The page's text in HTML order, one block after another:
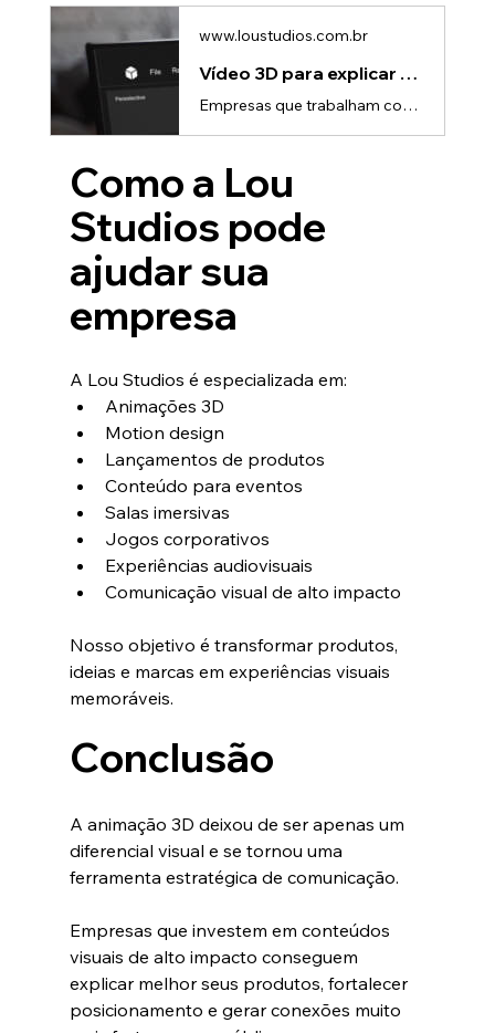
www.loustudios.com.br
Vídeo 3D para explicar processos complexos | Lou Studio
Empresas que trabalham com tecnologia, engenharia, indústria ou produtos técnicos enfrentam um desafio constante: como explicar processos complexos de maneira simples e fácil de entender?Muitas vezes, apenas textos, diagramas ou apresentações tradicionais não conseguem transmitir claramente como um sistema funciona na prática.É exatamente nesse cenário que os vídeos 3D se tornaram uma ferramenta estratégica de comunicação.Com animações 3D, empresas conseguem transformar informações técnicas em e
Como a Lou
Studios pode
ajudar sua
empresa
A Lou Studios é especializada em:
Animações 3D
Motion design
Lançamentos de produtos
Conteúdo para eventos
Salas imersivas
Jogos corporativos
Experiências audiovisuais
Comunicação visual de alto impacto
Nosso objetivo é transformar produtos,
ideias e marcas em experiências visuais
memoráveis.
Conclusão
A animação 3D deixou de ser apenas um
diferencial visual e se tornou uma
ferramenta estratégica de comunicação.
Empresas que investem em conteúdos
visuais de alto impacto conseguem
explicar melhor seus produtos, fortalecer
posicionamento e gerar conexões muito